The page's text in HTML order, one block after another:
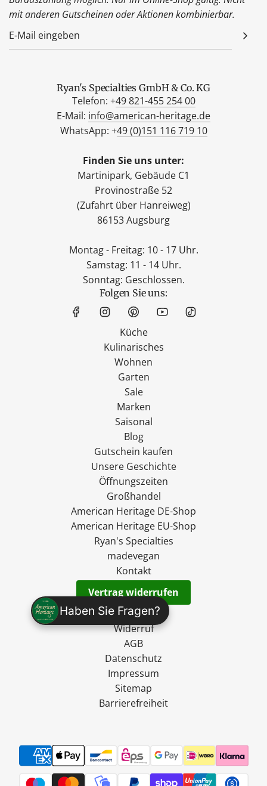
Haben Sie Fragen?
mit anderen Gutscheinen oder Aktionen kombinierbar.
Ryan's Specialties GmbH & Co. KG
Telefon: +49 821-455 254 00
E-Mail: info@american-heritage.de
WhatsApp: +49 (0)151 116 719 10
Finden Sie uns unter:
Martinipark, Gebäude C1
Provinostraße 52
(Zufahrt über Hanreiweg)
86153 Augsburg
Montag - Freitag: 10 - 17 Uhr.
Samstag: 11 - 14 Uhr.
Sonntag: Geschlossen.
Folgen Sie uns:
Küche
Kulinarisches
Wohnen
Garten
Sale
Marken
Saisonal
Blog
Gutschein kaufen
Unsere Geschichte
Öffnungszeiten
Großhandel
American Heritage DE-Shop
American Heritage EU-Shop
Ryan's Specialties
madevegan
Kontakt
Vertrag widerrufen
Versand
Widerruf
AGB
Datenschutz
Impressum
Sitemap
Barrierefreiheit